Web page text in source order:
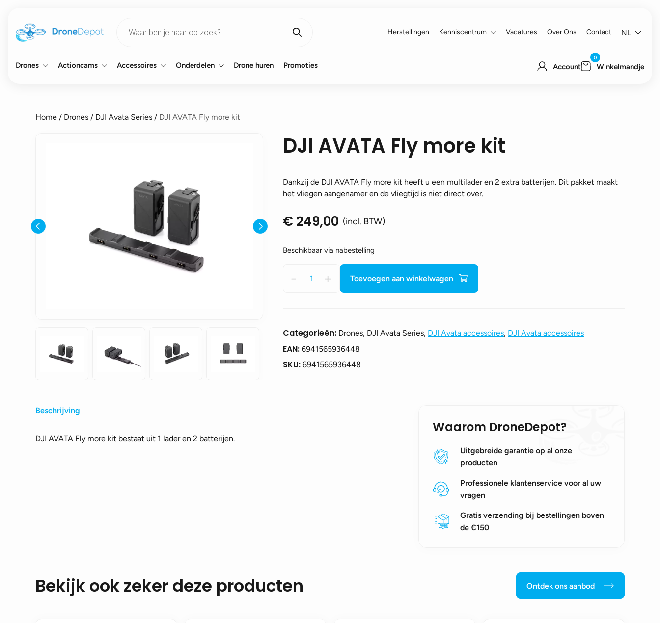
search
Herstellingen Kenniscentrum Vacatures Over Ons Contact NL
Drones Actioncams Accessoires Onderdelen Drone huren Promoties Account
0
Winkelmandje
Home / Drones / DJI Avata Series / DJI AVATA Fly more kit
DJI AVATA Fly more kit
Dankzij de DJI AVATA Fly more kit heeft u een multilader en 2 extra batterijen. Dit pakket maakt
het vliegen aangenamer en de vliegtijd is niet direct over.
€ 249,00 (incl. BTW)
Beschikbaar via nabestelling
-
AVATA
aantal
+ Toevoegen aan winkelwagen
Categorieën: Drones, DJI Avata Series, DJI Avata accessoires, DJI Avata accessoires
EAN: 6941565936448
SKU: 6941565936448
Beschrijving
DJI AVATA Fly more kit bestaat uit 1 lader en 2 batterijen.
Waarom DroneDepot?
Uitgebreide garantie op al onze
producten
Professionele klantenservice voor al uw
vragen
Gratis verzending bij bestellingen boven
de €150
Bekijk ook zeker deze producten Ontdek ons aanbod